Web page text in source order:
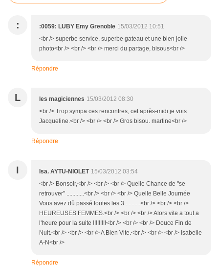
: :0059: LUBY Emy Grenoble 15/03/2012 10:51
<br /> superbe service, superbe gateau et une bien jolie
photo<br /> <br /> <br /> merci du partage, bisous<br />
Répondre
L les magiciennes 15/03/2012 08:30
<br /> Trop sympa ces rencontres, cet après-midi je vois
Jacqueline.<br /> <br /> <br /> Gros bisou. martine<br />
Répondre
I Isa. AYTU-NIOLET 15/03/2012 03:54
<br /> Bonsoir,<br /> <br /> <br /> Quelle Chance de "se
retrouver" ............<br /> <br /> <br /> Quelle Belle Journée
Vous avez dû passé toutes les 3 ..........<br /> <br /> <br />
HEUREUSES FEMMES.<br /> <br /> <br /> Alors vite a tout a
l'heure pour la suite !!!!!!!!!<br /> <br /> <br /> Douce Fin de
Nuit.<br /> <br /> <br /> A Bien Vite.<br /> <br /> <br /> Isabelle
A-N<br />
Répondre